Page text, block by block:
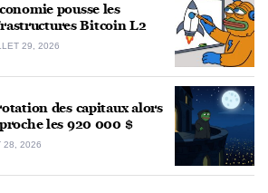
pousse les
Bitcoin L2
29, 2026
des capitaux alors
les 920 000 $
28, 2026